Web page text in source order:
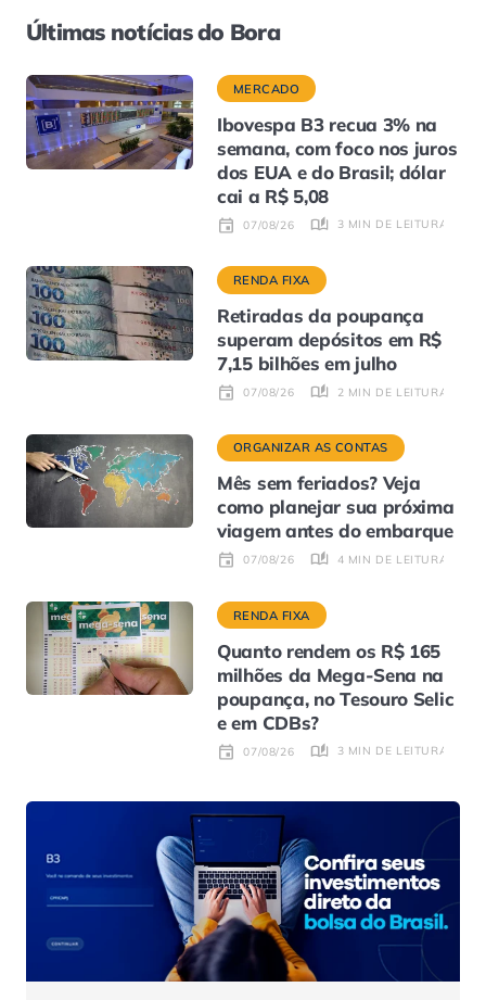
Últimas notícias do Bora
MERCADO
Ibovespa B3 recua 3% na
semana, com foco nos juros
dos EUA e do Brasil; dólar
cai a R$ 5,08
07/08/26 3 MIN DE LEITURA
RENDA FIXA
Retiradas da poupança
superam depósitos em R$
7,15 bilhões em julho
07/08/26 2 MIN DE LEITURA
ORGANIZAR AS CONTAS
Mês sem feriados? Veja
como planejar sua próxima
viagem antes do embarque
07/08/26 4 MIN DE LEITURA
RENDA FIXA
Quanto rendem os R$ 165
milhões da Mega-Sena na
poupança, no Tesouro Selic
e em CDBs?
07/08/26 3 MIN DE LEITURA